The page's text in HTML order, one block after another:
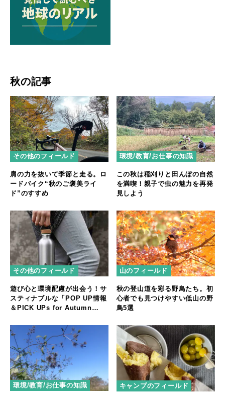
秋の記事
その他のフィールド
肩の力を抜いて季節と走る。ロ
ードバイク“秋のご褒美ライ
ド”のすすめ
環境/教育/お仕事の知識
この秋は稲刈りと田んぼの自然
を満喫！親子で虫の魅力を再発
見しよう
その他のフィールド
遊び心と環境配慮が出会う！サ
スティナブルな「POP UP情報
＆PICK UPs for Autumn
山のフィールド
秋の登山道を彩る野鳥たち。初
心者でも見つけやすい低山の野
鳥5選
環境/教育/お仕事の知識 キャンプのフィールド